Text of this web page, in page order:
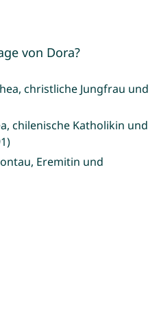
von Dora?
christliche Jungfrau und
chilenische Katholikin und
Eremitin und